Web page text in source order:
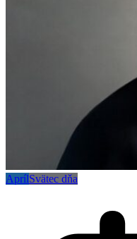
AprílSvätec dňa